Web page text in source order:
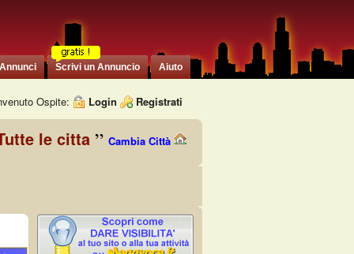
Scrivi un Annuncio Aiuto
Ospite: Login Registrati
le citta Cambia Città